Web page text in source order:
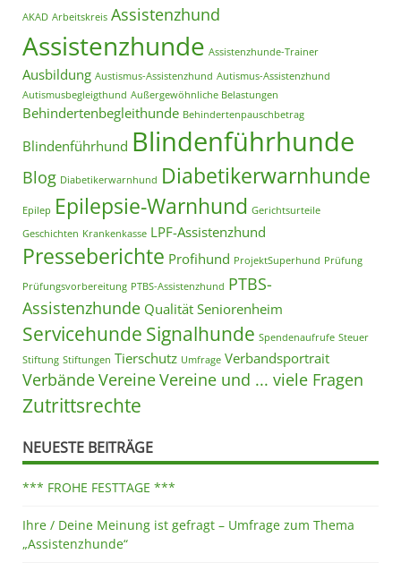
AKAD Arbeitskreis Assistenzhund
Assistenzhunde Assistenzhunde-Trainer
Ausbildung Austismus-Assistenzhund Autismus-Assistenzhund
Autismusbegleigthund Außergewöhnliche Belastungen
Behindertenbegleithunde Behindertenpauschbetrag
Blindenführhund Blindenführhunde
Blog Diabetikerwarnhund Diabetikerwarnhunde
Epilep Epilepsie-Warnhund Gerichtsurteile
Geschichten Krankenkasse LPF-Assistenzhund
Presseberichte Profihund ProjektSuperhund Prüfung
Prüfungsvorbereitung PTBS-Assistenzhund PTBS-
Assistenzhunde Qualität Seniorenheim
Servicehunde Signalhunde Spendenaufrufe Steuer
Stiftung Stiftungen Tierschutz Umfrage Verbandsportrait
VerbändeVereineVereine und ... viele Fragen
Zutrittsrechte
NEUESTE BEITRÄGE
*** FROHE FESTTAGE ***
Ihre / Deine Meinung ist gefragt – Umfrage zum Thema
„Assistenzhunde“